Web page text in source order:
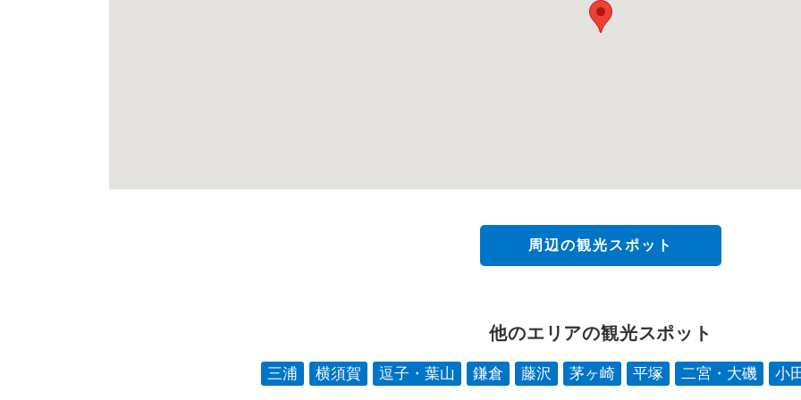
周辺の観光スポット
他のエリアの観光スポット
三浦 横須賀 逗子・葉山 鎌倉 藤沢 茅ヶ崎 平塚 二宮・大磯 小